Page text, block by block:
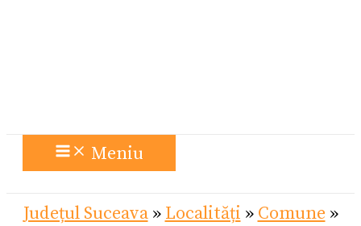
Meniu
Județul Suceava» Localități » Comune »